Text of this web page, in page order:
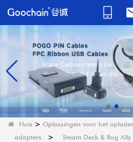
Huis > Oplossingen voor het
adapters >
Steam Deck & Rog